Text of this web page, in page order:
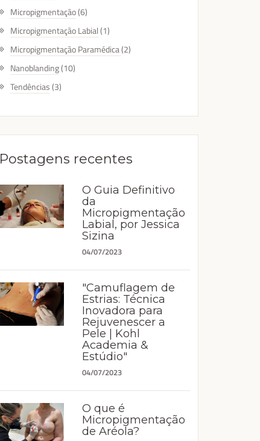
Micropigmentação(6)
Micropigmentação Labial(1)
Micropigmentação Paramédica(2)
Nanoblanding(10)
Tendências(3)
Postagens recentes
O Guia Definitivo
da
Micropigmentação
Labial, por Jessica
Sizina
04/07/2023
"Camuflagem de
Estrias: Técnica
Inovadora para
Rejuvenescer a
Pele | Kohl
Academia &
Estúdio"
04/07/2023
O que é
Micropigmentação
de Aréola?